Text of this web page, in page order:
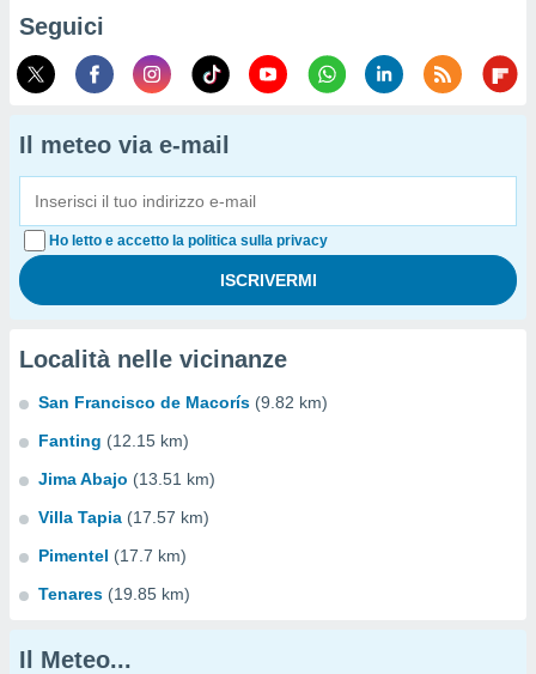
Seguici
Il meteo via e-mail
Ho letto e accetto la politica sulla privacy
Località nelle vicinanze
San Francisco de Macorís (9.82 km)
Fanting (12.15 km)
Jima Abajo (13.51 km)
Villa Tapia (17.57 km)
Pimentel (17.7 km)
Tenares (19.85 km)
Il Meteo...